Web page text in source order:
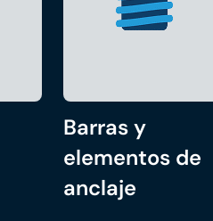
Barras y
elementos de
anclaje